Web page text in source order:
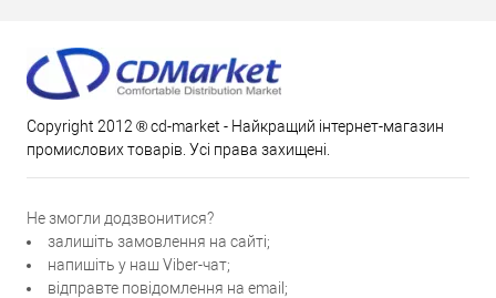
Copyright 2012 ® cd-market - Найкращий інтернет-магазин
промислових товарів. Усі права захищені.
Не змогли додзвонитися?
залишіть замовлення на сайті;
напишіть у наш Viber-чат;
відправте повідомлення на email;